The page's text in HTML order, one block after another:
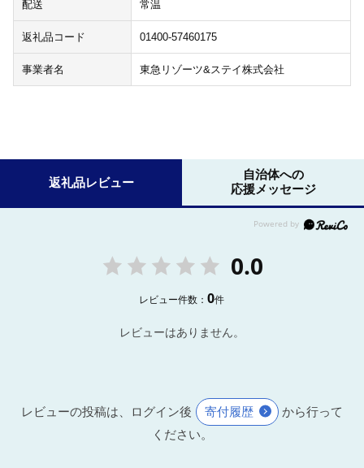
配送 常温
返礼品コード 01400-57460175
事業者名 東急リゾーツ&ステイ株式会社
返礼品レビュー
自治体への
応援メッセージ
0.0
レビュー件数：0件
レビューはありません。
レビューの投稿は、ログイン後 寄付履歴
から行って
ください。